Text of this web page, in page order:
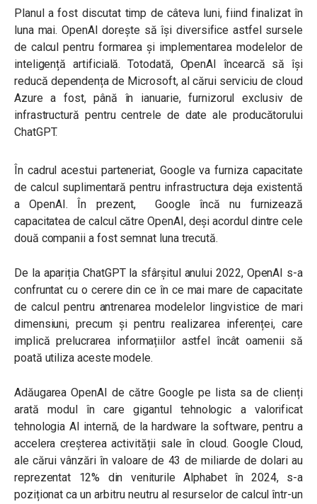
Planul a fost discutat timp de câteva luni, fiind finalizat în
luna mai. OpenAI dorește să își diversifice astfel sursele
de calcul pentru formarea și implementarea modelelor de
inteligență artificială. Totodată, OpenAI încearcă să își
reducă dependența de Microsoft, al cărui serviciu de cloud
Azure a fost, până în ianuarie, furnizorul exclusiv de
infrastructură pentru centrele de date ale producătorului
ChatGPT.
În cadrul acestui parteneriat, Google va furniza capacitate
de calcul suplimentară pentru infrastructura deja existentă
a OpenAI. În prezent, Google încă nu furnizează
capacitatea de calcul către OpenAI, deși acordul dintre cele
două companii a fost semnat luna trecută.
De la apariția ChatGPT la sfârșitul anului 2022, OpenAI s-a
confruntat cu o cerere din ce în ce mai mare de capacitate
de calcul pentru antrenarea modelelor lingvistice de mari
dimensiuni, precum și pentru realizarea inferenței, care
implică prelucrarea informațiilor astfel încât oamenii să
poată utiliza aceste modele.
Adăugarea OpenAI de către Google pe lista sa de clienți
arată modul în care gigantul tehnologic a valorificat
tehnologia AI internă, de la hardware la software, pentru a
accelera creșterea activității sale în cloud. Google Cloud,
ale cărui vânzări în valoare de 43 de miliarde de dolari au
reprezentat 12% din veniturile Alphabet în 2024, s-a
poziționat ca un arbitru neutru al resurselor de calcul într-un